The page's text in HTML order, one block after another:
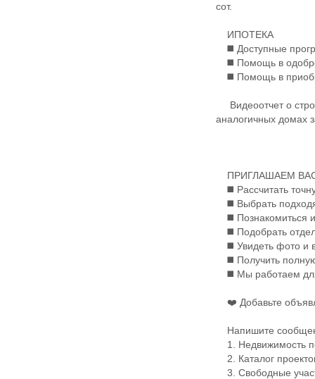
сот.
ИПОТЕКА
◼️ Доступные
◼️ Помощь в
◼️ Помощь в
Видеоотчет о
аналогичных домах
ПРИГЛАШАЕМ
◼️ Рассчитать
◼️ Выбрать
◼️ Познакомиться и
◼️ Подобрать
◼️ Увидеть фото и
◼️ Получить
◼️ Мы работаем
❤️ Добавьте
Напишите
1. Недвижимость
2. Каталог
3. Свободные